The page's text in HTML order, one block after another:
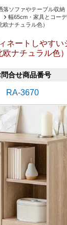
落ソファやテーブル収
幅65cm・家具とコー
ナチュラル色）
ネートしやすい
ナチュラル色）
問合せ商品番号
RA-3670